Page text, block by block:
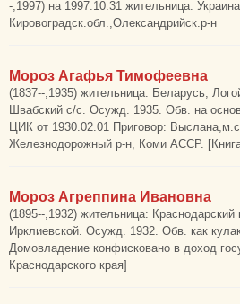
-,1997) на 1997.10.31 жительница: Украина
Кировоградск.обл.,Олександрийск.р-н
Мороз Агафья Тимофеевна
(1837--,1935) жительница: Беларусь,
Швабский с/с. Осужд. 1935. Обв. на
ЦИК от 1930.02.01 Приговор:
Железнодорожный р-н, Коми АССР.
Мороз Агреппина Ивановна
(1895--,1932) жительница:
Ирклиевской. Осужд. 1932. Обв. как
Домовладение конфисковано в доход
Краснодарского края]